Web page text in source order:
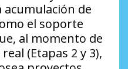
acumulación de
el soporte
al momento de
(Etapas 2 y 3),